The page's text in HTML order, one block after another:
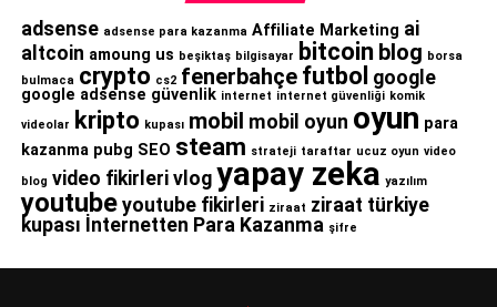
adsense adsense para kazanma Affiliate Marketing ai
altcoin amoung us beşiktaş bilgisayar bitcoin blog borsa
bulmaca crypto cs2 fenerbahçe futbol google
google adsense güvenlik internet internet güvenliği komik
videolar kripto kupası mobil mobil oyun oyun para
kazanma pubg SEO steam strateji taraftar ucuz oyun video
blog video fikirleri vlog yapay zeka yazılım
youtube youtube fikirleri ziraat ziraat türkiye
kupası İnternetten Para Kazanma şifre